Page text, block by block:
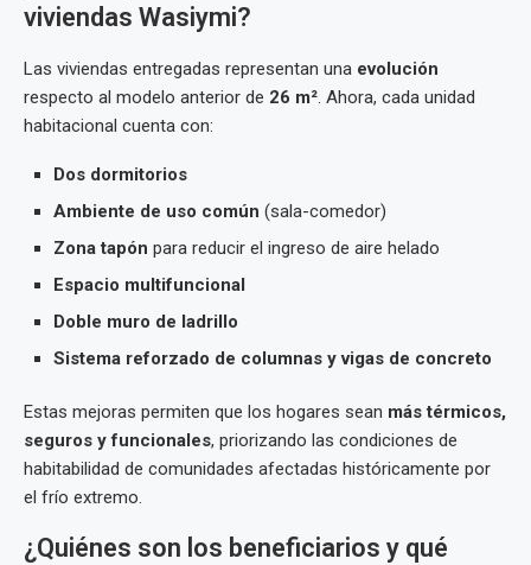
viviendas Wasiymi?
Las viviendas entregadas representan una evolución
respecto al modelo anterior de 26 m². Ahora, cada unidad
habitacional cuenta con:
Dos dormitorios
Ambiente de uso común (sala-comedor)
Zona tapón para reducir el ingreso de aire helado
Espacio multifuncional
Doble muro de ladrillo
Sistema reforzado de columnas y vigas de concreto
Estas mejoras permiten que los hogares sean más térmicos,
seguros y funcionales, priorizando las condiciones de
habitabilidad de comunidades afectadas históricamente por
el frío extremo.
¿Quiénes son los beneficiarios y qué